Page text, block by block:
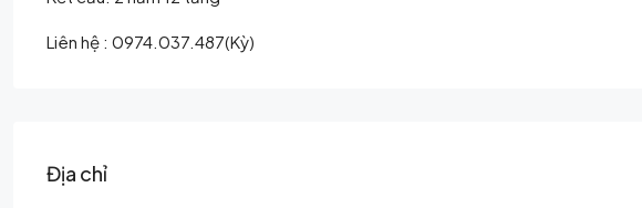
Liên hệ : 0974.037.487(Kỳ)
Địa chỉ